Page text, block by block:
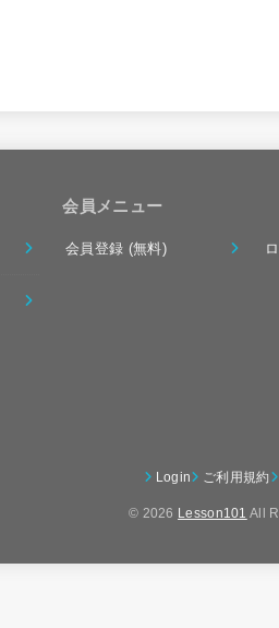
会員メニュー
会員登録 (無料)
Login ご利用規約
© 2026 Lesson101 All